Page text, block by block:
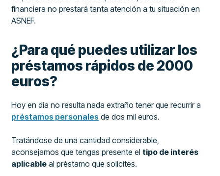
financiera no prestará tanta atención a tu situación en
ASNEF.
¿Para qué puedes utilizar los
préstamos rápidos de 2000
euros?
Hoy en día no resulta nada extraño tener que recurrir a
préstamos personales de dos mil euros.
Tratándose de una cantidad considerable,
aconsejamos que tengas presente eltipo de interés
aplicable al préstamo que solicites.